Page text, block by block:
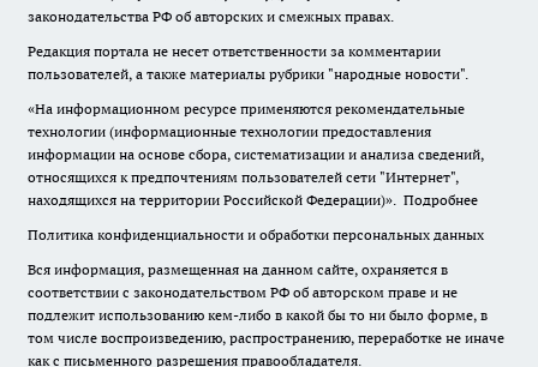
законодательства РФ об авторских и смежных правах.
Редакция портала не несет ответственности за комментарии
пользователей, а также материалы рубрики "народные новости".
«На информационном ресурсе применяются рекомендательные
технологии (информационные технологии предоставления
информации на основе сбора, систематизации и анализа сведений,
относящихся к предпочтениям пользователей сети "Интернет",
находящихся на территории Российской Федерации)». Подробнее
Политика конфиденциальности и обработки персональных данных
Вся информация, размещенная на данном сайте, охраняется в
соответствии с законодательством РФ об авторском праве и не
подлежит использованию кем-либо в какой бы то ни было форме, в
том числе воспроизведению, распространению, переработке не иначе
как с письменного разрешения правообладателя.